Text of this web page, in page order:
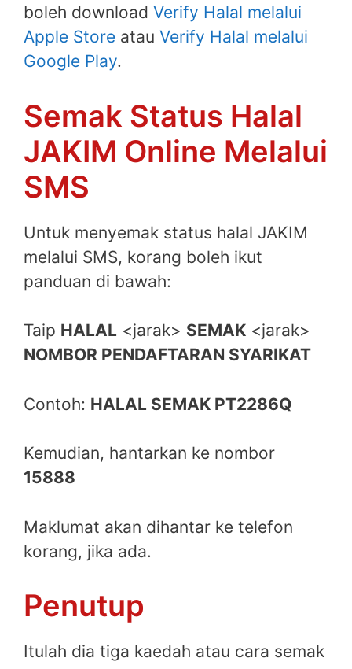
boleh download Verify Halal melalui
Apple Store atau Verify Halal melalui
Google Play.
Semak Status Halal
JAKIM Online Melalui
SMS
Untuk menyemak status halal JAKIM
melalui SMS, korang boleh ikut
panduan di bawah:
Taip HALAL <jarak> SEMAK <jarak>
NOMBOR PENDAFTARAN SYARIKAT
Contoh: HALAL SEMAK PT2286Q
Kemudian, hantarkan ke nombor
15888
Maklumat akan dihantar ke telefon
korang, jika ada.
Penutup
Itulah dia tiga kaedah atau cara semak